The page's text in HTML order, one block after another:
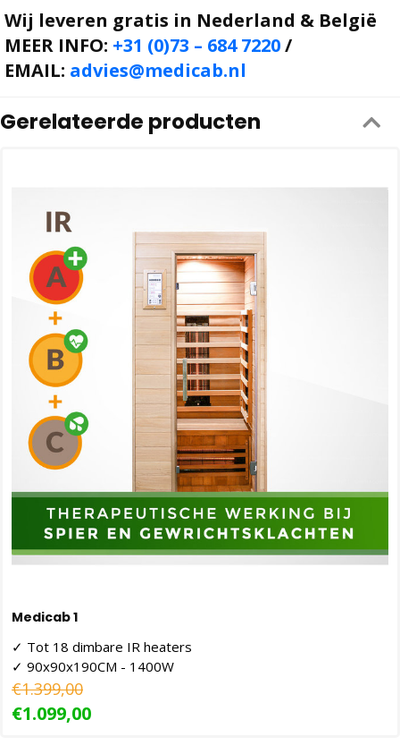
Wij leveren gratis in Nederland & België
MEER INFO: +31 (0)73 – 684 7220/
EMAIL: advies@medicab.nl
Gerelateerde producten
Medicab 1
✓ Tot 18 dimbare IR heaters
✓ 90x90x190CM - 1400W
€1.399,00
€1.099,00